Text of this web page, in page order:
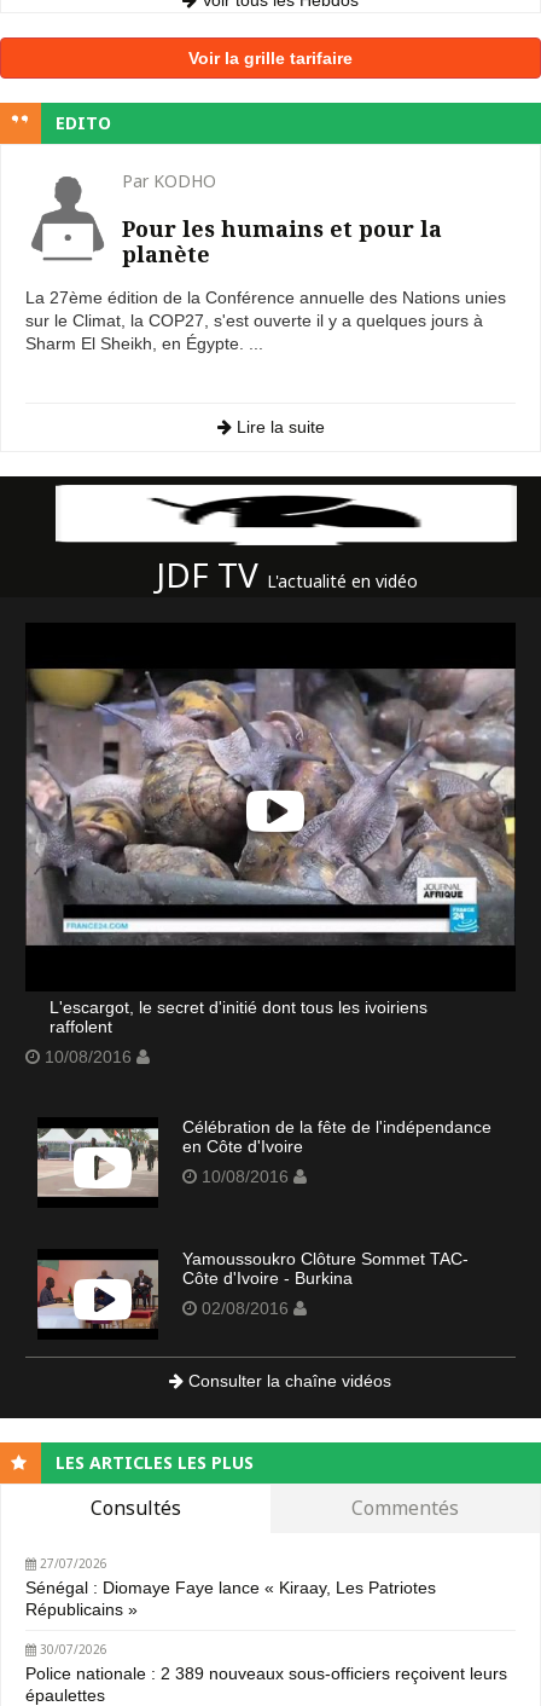
Voir la grille tarifaire
EDITO
Par KODHO
Pour les humains et pour la
planète
La 27ème édition de la Conférence annuelle des Nations unies
sur le Climat, la COP27, s'est ouverte il y a quelques jours à
Sharm El Sheikh, en Égypte. ...
Lire la suite
JDF TV L'actualité en vidéo
L'escargot, le secret d'initié dont tous les ivoiriens
raffolent
10/08/2016
Célébration de la fête de l'indépendance
en Côte d'Ivoire
10/08/2016
Yamoussoukro Clôture Sommet TAC-
Côte d'Ivoire - Burkina
02/08/2016
Consulter la chaîne vidéos
LES ARTICLES LES PLUS
Consultés Commentés
27/07/2026
Sénégal : Diomaye Faye lance « Kiraay, Les Patriotes
Républicains »
30/07/2026
Police nationale : 2 389 nouveaux sous-officiers reçoivent leurs
épaulettes